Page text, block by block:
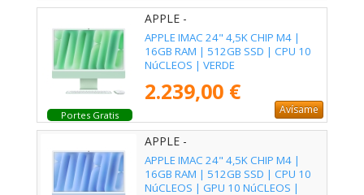
Portes Gratis
APPLE -
APPLE IMAC 24" 4,5K CHIP M4 |
16GB RAM | 512GB SSD | CPU 10
NúCLEOS | VERDE
2.239,00 €
Avísame
APPLE -
APPLE IMAC 24" 4,5K CHIP M4 |
16GB RAM | 512GB SSD | CPU 10
NúCLEOS | GPU 10 NúCLEOS |